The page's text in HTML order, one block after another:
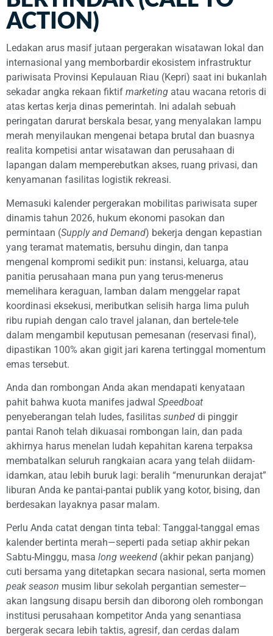
ACTION)
Ledakan arus masif jutaan pergerakan wisatawan lokal dan
internasional yang memborbardir ekosistem infrastruktur
pariwisata Provinsi Kepulauan Riau (Kepri) saat ini bukanlah
sekadar angka rekaan fiktif marketing atau wacana retoris di
atas kertas kerja dinas pemerintah. Ini adalah sebuah
peringatan darurat berskala besar, yang menyalakan lampu
merah menyilaukan mengenai betapa brutal dan buasnya
realita kompetisi antar wisatawan dan perusahaan di
lapangan dalam memperebutkan akses, ruang privasi, dan
kenyamanan fasilitas logistik rekreasi.
Memasuki kalender pergerakan mobilitas pariwisata super
dinamis tahun 2026, hukum ekonomi pasokan dan
permintaan (Supply and Demand) bekerja dengan kepastian
yang teramat matematis, bersuhu dingin, dan tanpa
mengenal kompromi sedikit pun: instansi, keluarga, atau
panitia perusahaan mana pun yang terus-menerus
memelihara keraguan, lamban dalam menggelar rapat
koordinasi eksekusi, meributkan selisih harga lima puluh
ribu rupiah dengan calo travel jalanan, dan bertele-tele
dalam mengambil keputusan pemesanan (reservasi final),
dipastikan 100% akan gigit jari karena tertinggal momentum
emas tersebut.
Anda dan rombongan Anda akan mendapati kenyataan
pahit bahwa kuota manifes jadwal Speedboat
penyeberangan telah ludes, fasilitas sunbed di pinggir
pantai Ranoh telah dikuasai rombongan lain, dan pada
akhirnya harus menelan ludah kepahitan karena terpaksa
membatalkan seluruh rangkaian acara yang telah diidam-
idamkan, atau lebih buruk lagi: beralih “menurunkan derajat”
liburan Anda ke pantai-pantai publik yang kotor, bising, dan
berdesakan layaknya pasar malam.
Perlu Anda catat dengan tinta tebal: Tanggal-tanggal emas
kalender bertinta merah—seperti pada setiap akhir pekan
Sabtu-Minggu, masa long weekend (akhir pekan panjang)
cuti bersama yang ditetapkan secara nasional, serta momen
peak season musim libur sekolah pergantian semester—
akan langsung disapu bersih dan diborong oleh rombongan
institusi perusahaan kompetitor Anda yang senantiasa
bergerak secara lebih taktis, agresif, dan cerdas dalam